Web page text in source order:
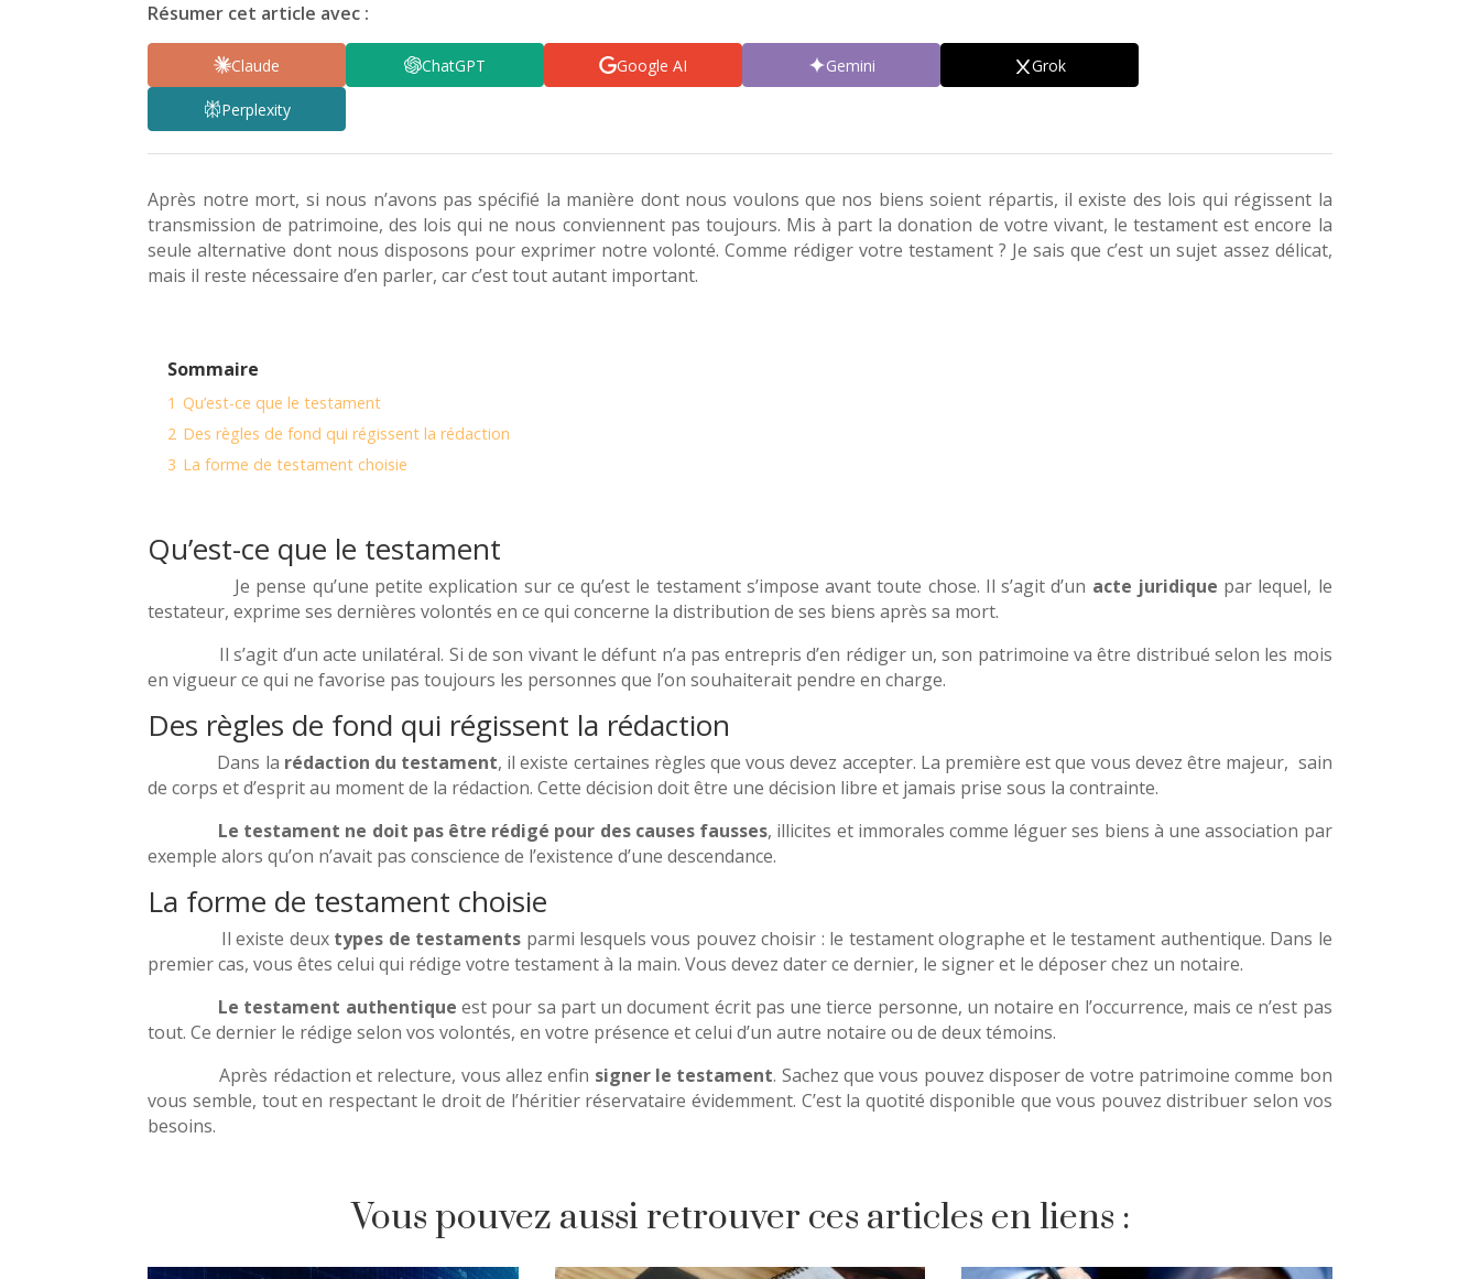
Résumer cet article avec :
Claude ChatGPT Google AI Gemini Grok
Perplexity
Après notre mort, si nous n’avons pas spécifié la manière dont nous voulons que nos biens soient répartis, il existe des lois qui régissent la
transmission de patrimoine, des lois qui ne nous conviennent pas toujours. Mis à part la donation de votre vivant, le testament est encore la
seule alternative dont nous disposons pour exprimer notre volonté. Comme rédiger votre testament ? Je sais que c’est un sujet assez délicat,
mais il reste nécessaire d’en parler, car c’est tout autant important.
Sommaire
1 Qu’est-ce que le testament
2 Des règles de fond qui régissent la rédaction
3 La forme de testament choisie
Qu’est-ce que le testament
Je pense qu’une petite explication sur ce qu’est le testament s’impose avant toute chose. Il s’agit d’un acte juridique par lequel, le
testateur, exprime ses dernières volontés en ce qui concerne la distribution de ses biens après sa mort.
Il s’agit d’un acte unilatéral. Si de son vivant le défunt n’a pas entrepris d’en rédiger un, son patrimoine va être distribué selon les mois
en vigueur ce qui ne favorise pas toujours les personnes que l’on souhaiterait pendre en charge.
Des règles de fond qui régissent la rédaction
Dans la rédaction du testament, il existe certaines règles que vous devez accepter. La première est que vous devez être majeur, sain
de corps et d’esprit au moment de la rédaction. Cette décision doit être une décision libre et jamais prise sous la contrainte.
Le testament ne doit pas être rédigé pour des causes fausses, illicites et immorales comme léguer ses biens à une association par
exemple alors qu’on n’avait pas conscience de l’existence d’une descendance.
La forme de testament choisie
Il existe deux types de testaments parmi lesquels vous pouvez choisir : le testament olographe et le testament authentique. Dans le
premier cas, vous êtes celui qui rédige votre testament à la main. Vous devez dater ce dernier, le signer et le déposer chez un notaire.
Le testament authentique est pour sa part un document écrit pas une tierce personne, un notaire en l’occurrence, mais ce n’est pas
tout. Ce dernier le rédige selon vos volontés, en votre présence et celui d’un autre notaire ou de deux témoins.
Après rédaction et relecture, vous allez enfin signer le testament. Sachez que vous pouvez disposer de votre patrimoine comme bon
vous semble, tout en respectant le droit de l’héritier réservataire évidemment. C’est la quotité disponible que vous pouvez distribuer selon vos
besoins.
Vous pouvez aussi retrouver ces articles en liens :